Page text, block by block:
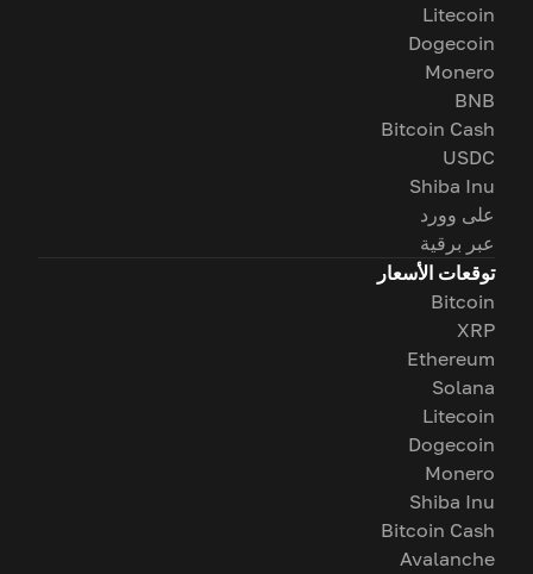
Litecoin
Dogecoin
Monero
BNB
Bitcoin Cash
USDC
Shiba Inu
على وورد
عبر برقية
توقعات الأسعار
Bitcoin
XRP
Ethereum
Solana
Litecoin
Dogecoin
Monero
Shiba Inu
Bitcoin Cash
Avalanche